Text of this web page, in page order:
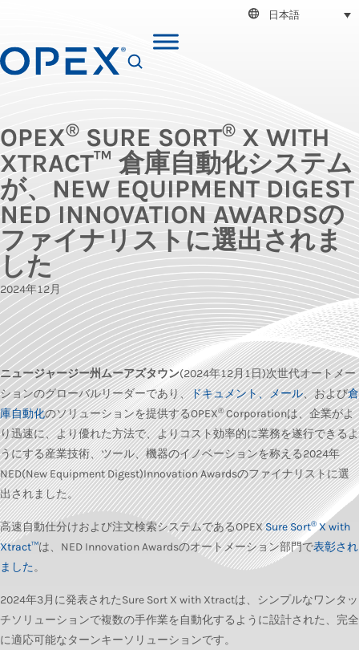
日本語
OPEX® SURE SORT® X WITH
XTRACT™ 倉庫自動化システム
が、NEW EQUIPMENT DIGEST
NED INNOVATION AWARDSの
ファイナリストに選出されま
した
2024年12月
ニュージャージー州ムーアズタウン(2024年12月1日)次世代オートメー
ションのグローバルリーダーであり、ドキュメント、メール、および倉
庫自動化のソリューションを提供するOPEX®Corporationは、企業がよ
り迅速に、より優れた方法で、よりコスト効率的に業務を遂行できるよ
うにする産業技術、ツール、機器のイノベーションを称える2024年
NED(New Equipment Digest)Innovation Awardsのファイナリストに選
出されました。
高速自動仕分けおよび注文検索システムであるOPEXSure Sort®X with
Xtract™は、NED Innovation Awardsのオートメーション部門で表彰され
ました。
2024年3月に発表されたSure Sort X with Xtractは、シンプルなワンタッ
チソリューションで複数の手作業を自動化するように設計された、完全
に適応可能なターンキーソリューションです。